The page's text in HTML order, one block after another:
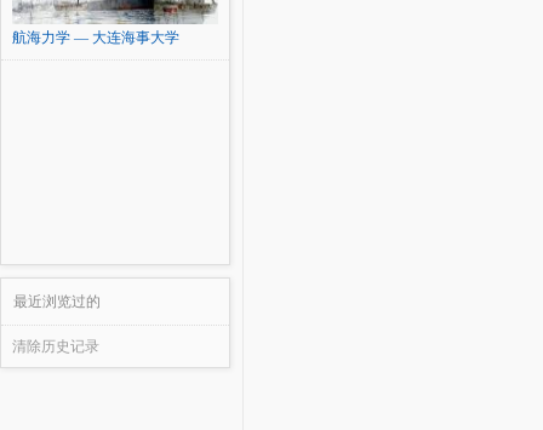
航海力学 — 大连海事大学
最近浏览过的
清除历史记录